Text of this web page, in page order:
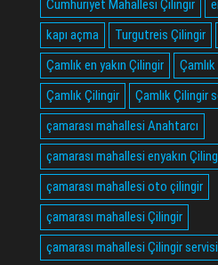
Cumhuriyet Mahallesi Çilingir
kapı açma
Turgutreis Çilingir
Çamlık en yakın Çilingir
Çamlık Çilingir
Çamlık Çilingir
çamarası mahallesi Anahtarcı
çamarası mahallesi enyakın
çamarası mahallesi oto çilingir
çamarası mahallesi Çilingir
çamarası mahallesi Çilingir servisi